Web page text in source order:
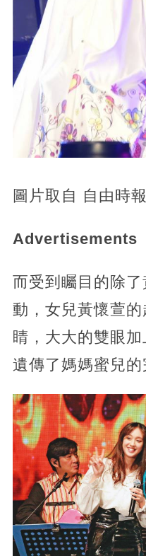
圖片取自 自由時報
Advertisements
而受到矚目的除
動，女兒黃懷萱
睛，大大的雙眼加
遺傳了媽媽蜜兒的